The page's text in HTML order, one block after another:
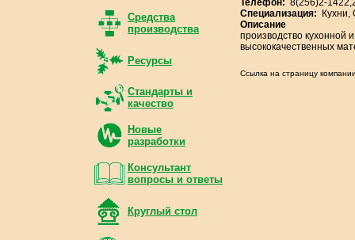
Средства
производства
Ресурсы
Стандарты и
качество
Новые
разработки
Консультант
вопросы и ответы
Круглый стол
Специализация:
Описание
производство кухонной
высококачественных
Ссылка на страницу